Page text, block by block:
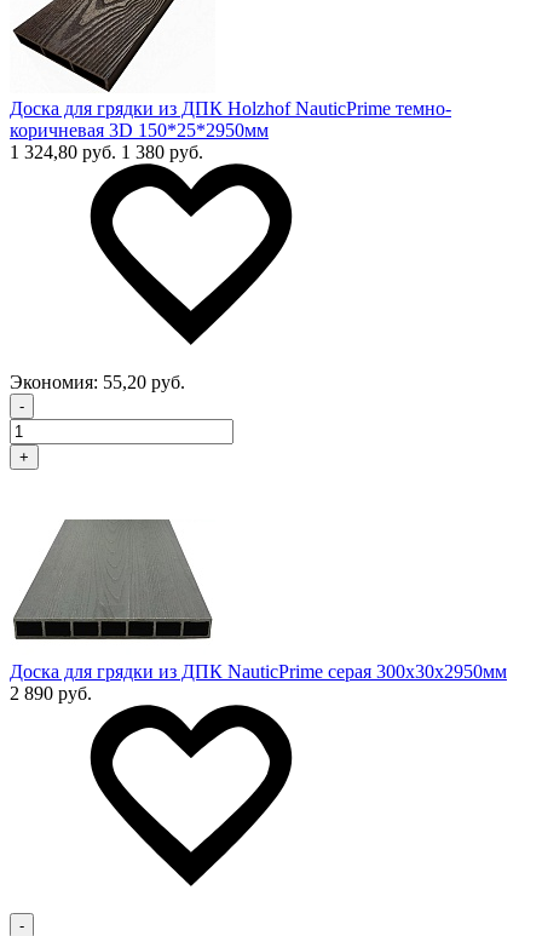
Доска для грядки из ДПК Holzhof NauticPrime темно-
коричневая 3D 150*25*2950мм
1 324,80 руб. 1 380 руб.
Экономия: 55,20 руб.
-
+
Доска для грядки из ДПК NauticPrime серая 300х30х2950мм
2 890 руб.
-